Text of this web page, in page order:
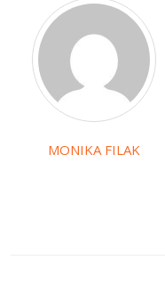
MONIKA FILAK